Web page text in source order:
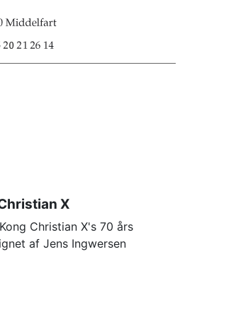
X
Christian X's 70 års
af Jens Ingwersen